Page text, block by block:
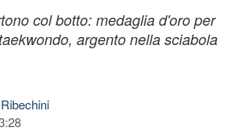
col botto: medaglia d'oro per
argento nella sciabola